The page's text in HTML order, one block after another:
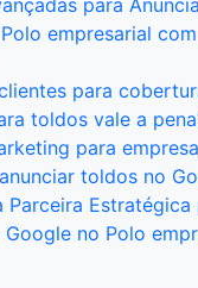
para
empresarial
para
toldos vale a
para
toldos no
Parceira
no Polo